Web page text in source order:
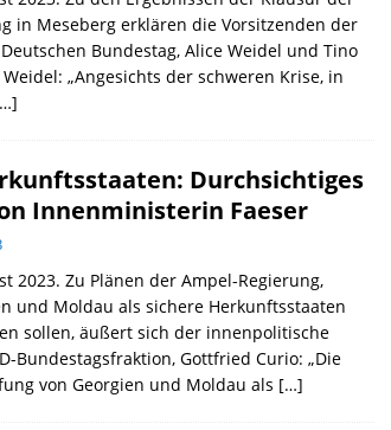
in Meseberg erklären die Vorsitzenden der
Bundestag, Alice Weidel und Tino
„Angesichts der schweren Krise, in
Durchsichtiges
Innenministerin Faeser
2023. Zu Plänen der Ampel-Regierung,
und Moldau als sichere Herkunftsstaaten
sollen, äußert sich der innenpolitische
Bundestagsfraktion, Gottfried Curio: „Die
von Georgien und Moldau als […]